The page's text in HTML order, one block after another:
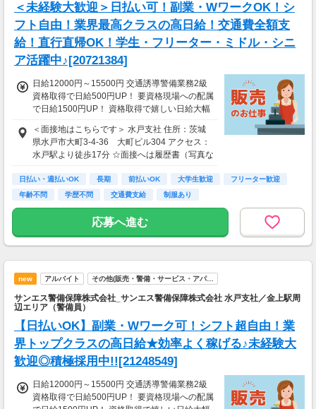
＜未経験大歓迎＞日払い可！副業・WワークOK！シ
フト自由！業界最高クラスの高日給！交通費全額支
給！直行直帰OK！学生・フリーター・ミドル・シニ
ア活躍中♪[20721384]
日給12000円～15500円 交通誘導警備業務2級
資格取得で日給500円UP！ 要資格現場への配属
で日給1500円UP！ 資格取得で嬉しい日給大幅
UP☆ ＜サンエス警備保障特別給付金＞ 交通誘
導2級または指導教育責任者の資格をお持ちの
方には10万円を特別給付金としてプレゼント！
※30勤務で3万円、60勤務で7万円 ※規定あり
金をおろせる！ 仕事が終わってから給料をもら
いに行く手間は不要♪ ＜研修あり＞ ・資格なし
未経験者：研修20H 26250円 ※規定あり ・経
験1年以上（直近3年以内）：研修7H ※規定
あり └合計60000円支給（特別給付金の支給者
は対象外） └交通誘導2級以上の資格を所持さ
れている方は新任研修免除（現任研修はあり/6
h）
＜面接地はこちらです＞ 水戸支社 住所：茨城
県水戸市大町3-4-36 大町ビル304 アクセス：
水戸駅より徒歩17分 ☆面接へは履歴書（写真な
しでOK）をご持参ください。
日払い・週払いOK 長期 前払いOK 大学生歓迎
フリーター歓迎
年齢不問
学歴不問 交通費支給 制服あり
応募へ進む
new アルバイト その他(販売・警備・サービス・アパ…
サンエス警備保障株式会社_サンエス警備保障株式会社 水戸支社／金上駅周
辺エリア（警備員）
【日払いOK】副業・Wワーク可！シフト超自由！業
界トップクラスの高日給★効率よく稼げる♪未経験大
歓迎◎積極採用中!![21248549]
日給12000円～15500円 交通誘導警備業務2級
資格取得で日給500円UP！ 要資格現場への配属